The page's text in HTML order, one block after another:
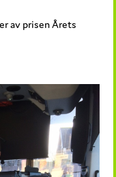
av prisen Årets